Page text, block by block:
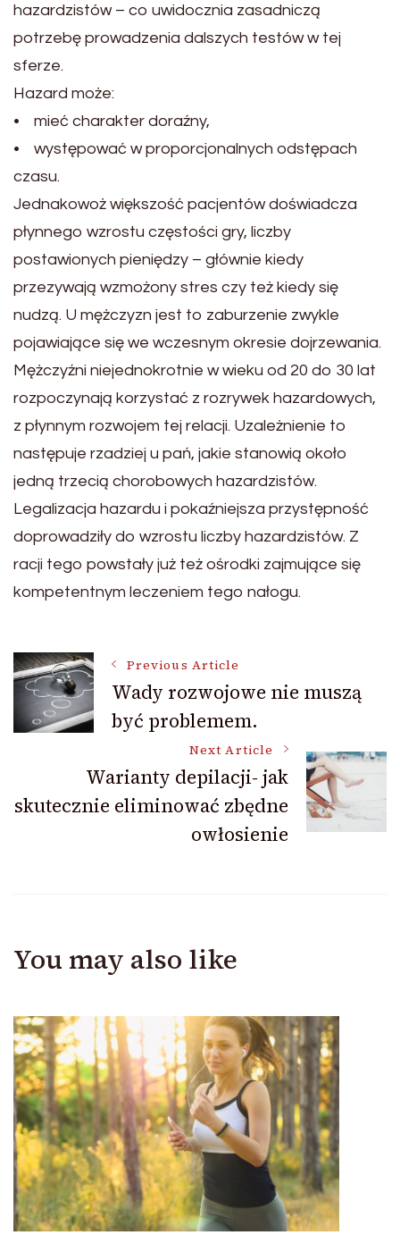
hazardzistów – co uwidocznia zasadniczą
potrzebę prowadzenia dalszych testów w tej
sferze.
Hazard może:
• mieć charakter doraźny,
• występować w proporcjonalnych odstępach
czasu.
Jednakowoż większość pacjentów doświadcza
płynnego wzrostu częstości gry, liczby
postawionych pieniędzy – głównie kiedy
przezywają wzmożony stres czy też kiedy się
nudzą. U mężczyzn jest to zaburzenie zwykle
pojawiające się we wczesnym okresie dojrzewania.
Mężczyźni niejednokrotnie w wieku od 20 do 30 lat
rozpoczynają korzystać z rozrywek hazardowych,
z płynnym rozwojem tej relacji. Uzależnienie to
następuje rzadziej u pań, jakie stanowią około
jedną trzecią chorobowych hazardzistów.
Legalizacja hazardu i pokaźniejsza przystępność
doprowadziły do wzrostu liczby hazardzistów. Z
racji tego powstały już też ośrodki zajmujące się
kompetentnym leczeniem tego nałogu.
Post
Navigation
Previous Article
Wady rozwojowe nie muszą
być problemem.
Next Article
Warianty depilacji- jak
skutecznie eliminować zbędne
owłosienie
You may also like